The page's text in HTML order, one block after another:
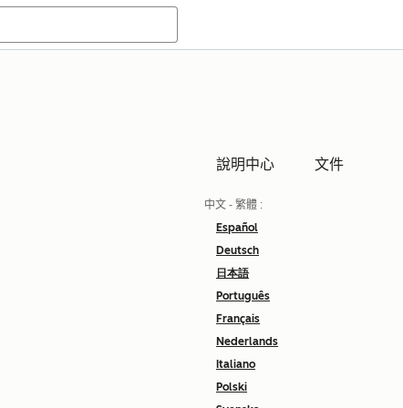
說明中心 文件
中文 - 繁體 :
Español
Deutsch
日本語
Português
Français
Nederlands
Italiano
Polski